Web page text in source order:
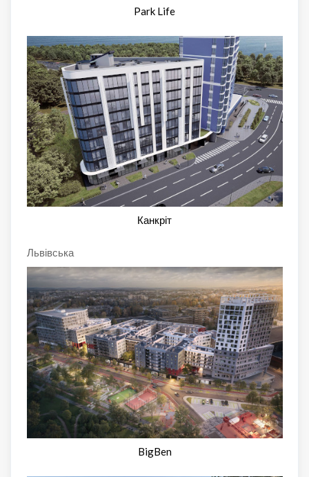
Park Life
Канкріт
Львівська
BigBen